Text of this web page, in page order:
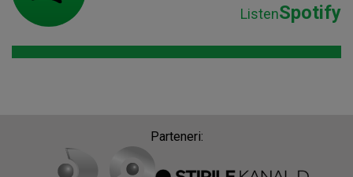
ListenSpotify
Parteneri: